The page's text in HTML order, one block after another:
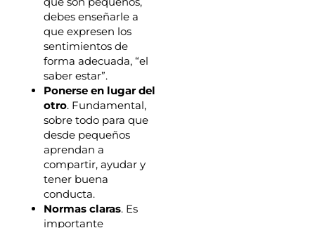
debes enseñarle a
que expresen los
sentimientos de
forma adecuada, “el
saber estar”.
Ponerse en lugar del
otro. Fundamental,
sobre todo para que
desde pequeños
aprendan a
compartir, ayudar y
tener buena
conducta.
Normas claras. Es
importante